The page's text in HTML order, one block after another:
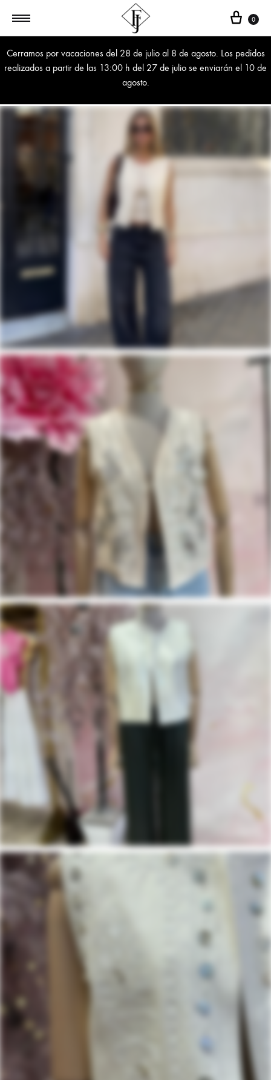
Cerramos por vacaciones del 28 de julio al 8 de agosto. Los pedidos
realizados a partir de las 13:00 h del 27 de julio se enviarán el 10 de
agosto.
Cesta
0